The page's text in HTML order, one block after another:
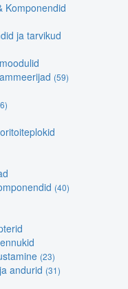
Komponendid
ja tarvikud
(59)
(40)
(23)
andurid (31)